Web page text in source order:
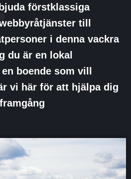
förstklassiga
till
i denna vackra
du är en lokal
boende som vill
vi här för att hjälpa dig